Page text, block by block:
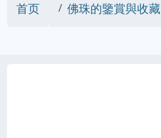
首页 佛珠的鑒賞與收藏